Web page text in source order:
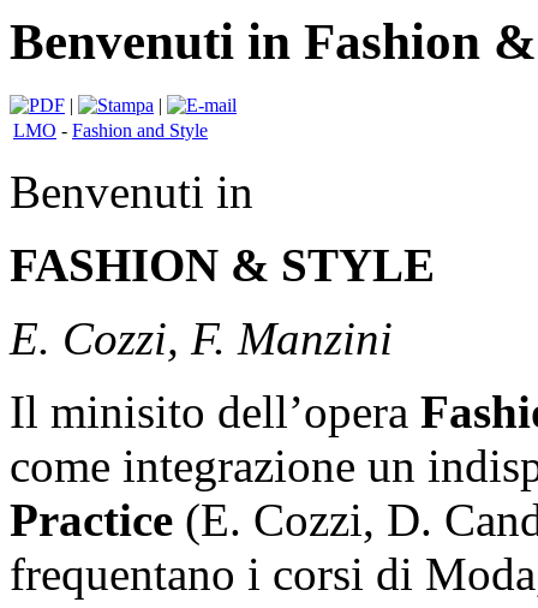
Benvenuti in Fashion
|
|
LMO - Fashion and Style
Benvenuti in
FASHION & STYLE
E. Cozzi, F. Manzini
Il minisito dell’opera
come integrazione un
Practice (E. Cozzi, D.
frequentano i corsi di